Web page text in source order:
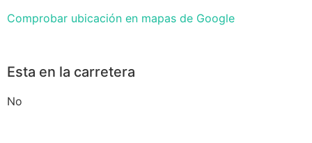
Comprobar ubicación en mapas de Google
Esta en la carretera
No